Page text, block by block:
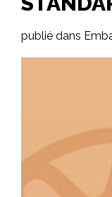
publié dans